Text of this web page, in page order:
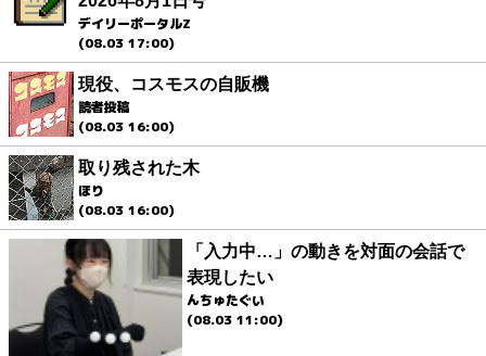
デイリーポータルZ
(08.03 17:00)
現役、コスモスの自販機
読者投稿
(08.03 16:00)
取り残された木
ほり
(08.03 16:00)
「入力中…」の動きを対面の会話で
表現したい
んちゅたぐい
(08.03 11:00)